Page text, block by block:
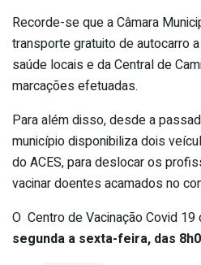
Recorde-se que a Câmara
transporte gratuito de autocarro
saúde locais e da Central de
marcações efetuadas.
Para além disso, desde a
município disponibiliza dois
do ACES, para deslocar os
vacinar doentes acamados no
O Centro de Vacinação Covid 19
segunda a sexta-feira, das